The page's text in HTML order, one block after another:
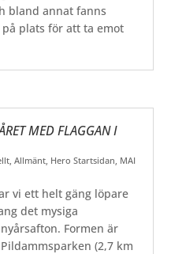
bland annat fanns
plats för att ta emot
MED FLAGGAN I
,Allmänt Hero Startsidan MAI
vi ett helt gäng löpare
det mysiga
Formen är
(2,7 km